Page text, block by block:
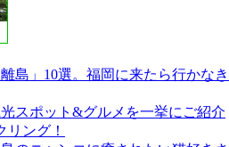
島」10選。福岡に来たら行かなき
スポット&グルメを一挙にご紹介
リング！